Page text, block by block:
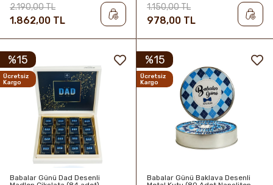
1.862,00 TL
2.190,00 TL
978,00 TL
1.150,00 TL
Babalar Günü Dad Desenli
%15
Ücretsiz
Kargo
Babalar Günü Baklava Desenli
%15
Ücretsiz
Kargo